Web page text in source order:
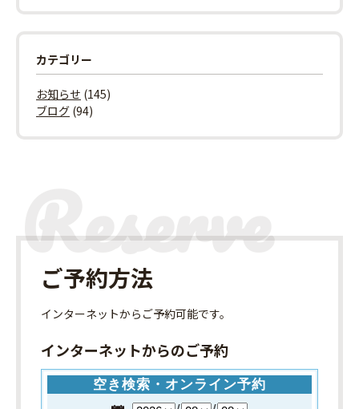
カテゴリー
お知らせ (145)
ブログ (94)
ご予約方法
インターネットからご予約可能です。
インターネットからのご予約